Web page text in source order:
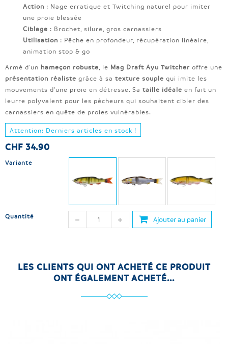
Action : Nage erratique et Twitching naturel pour imiter
une proie blessée
Ciblage : Brochet, silure, gros carnassiers
Utilisation : Pêche en profondeur, récupération linéaire,
animation stop & go
Armé d'un hameçon robuste , le Mag Draft Ayu Twitcher offre une
présentation réaliste grâce à sa texture souple qui imite les
mouvements d'une proie en détresse. Sa taille idéale en fait un
leurre polyvalent pour les pêcheurs qui souhaitent cibler des
carnassiers en quête de proies vulnérables.
Attention: Derniers articles en stock !
CHF 34.90
Variante
Quantité Ajouter au panier
LES CLIENTS QUI ONT ACHETÉ CE PRODUIT
ONT ÉGALEMENT ACHETÉ...